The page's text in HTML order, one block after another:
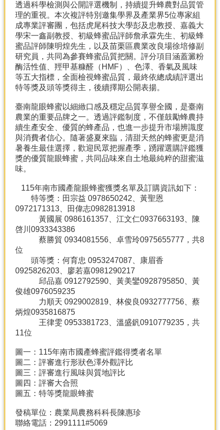
網
站
導
分
類
索
回
首
頁
市
首
站
覽
透過科學檢測與公開評選機制，持續提升蜂農對品質管
理的重視。本次複評特別邀集學界及產業界5位專家組
成專業評審團，包括虎尾科技大學彭及忠教授、嘉義大
學宋一鑫副教授、初級蜂蜜品評師詹承霖先生、初級蜂
蜜品評師陳明煌先生，以及苗栗區農業改良場徐培修副
研究員，共同為參賽蜂蜜品質把關。評分項目涵蓋澱粉
酶活性值、羥甲基糠醛（HMF）、色澤、香氣及風味
等五大指標，全面檢視蜂蜜品質，最終依總成績評選出
特等獎及頭等獎得主，後續擇期公開表揚。
臺南龍眼蜂蜜以細緻口感及穩定品質享譽全國，是臺南
農業的重要品牌之一。透過評鑑制度，不僅鼓勵蜂農持
續生產安全、優質的蜂產品，也進一步提升市場辨識度
與消費者信心。隨著盛夏來臨，清甜天然的蜂蜜更是消
暑養生最佳選擇，歡迎民眾把握產季，踴躍選購評鑑獲
獎的優質龍眼蜂蜜，共同品味來自土地最純粹的甜蜜滋
味。
115年南市國產龍眼蜂蜜獲獎名單及訂購資訊如下：
特等獎：田宗益 0978650242、黃聖恩
0972171313、田偉志0982813918
黃國展 0986161357、江文仁0937663193、陳
啓川0933343386
蔡勝貿 0934081556、卓雪玲0975655777，共8
位
頭等獎：何育忠 0953247087、康眉香
0925826203、廖若嘉0981290217
邱品嘉 0912792590、黃美鑾0928795850、黃
俊雄0976059235
力順天 0929002819、林俊良0932777756、蔡
炳煌0935816875
王律雯 0953381723、溫盛釩0910779235，共
11位
圖一：115年南市國產蜂蜜評鑑得獎者名單
圖二：評審進行形狀色澤外觀評比
圖三：評審進行風味與質地評比
圖四：評審大合照
圖五：特等獎龍眼蜂蜜
發稿單位：農業局農務科科長陳惠珍
聯絡電話：2991111#5069